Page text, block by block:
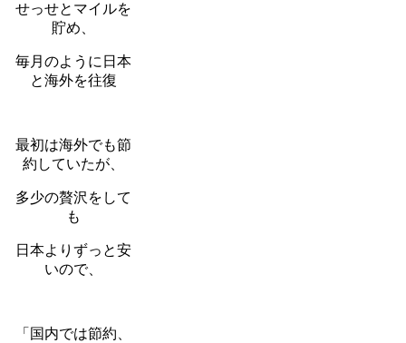
せっせとマイルを
貯め、
毎月のように日本
と海外を往復
最初は海外でも節
約していたが、
多少の贅沢をして
も
日本よりずっと安
いので、
「国内では節約、